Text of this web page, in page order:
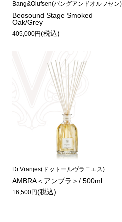
Bang&Olufsen(バングアンドオルフセン)
Beosound Stage Smoked
Oak/Grey
405,000円(税込)
Dr.Vranjes(ドットールヴラニエス)
AMBRA＜アンブラ＞/ 500ml
16,500円(税込)